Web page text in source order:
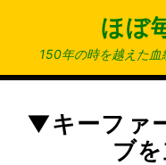
ン
ほぼ
150年の時を越えた
▼キーファ
ブ